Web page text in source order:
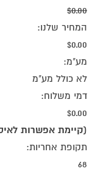
$0.00
המחיר שלנו:
$0.00
מע"מ:
לא כולל מע"מ
דמי משלוח:
$0.00
(קיימת אפשרות
תקופת אחריות:
68